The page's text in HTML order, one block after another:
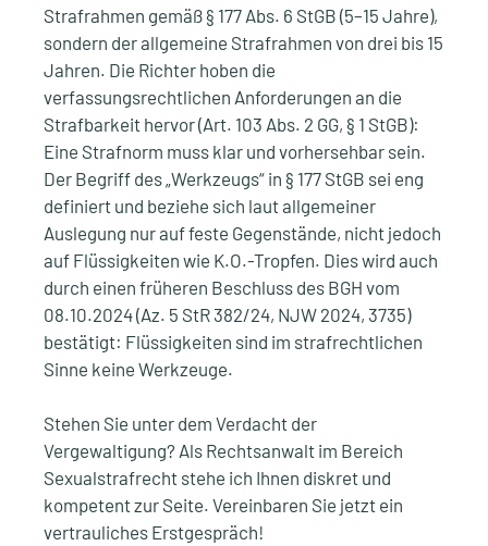
Strafrahmen gemäß § 177 Abs. 6 StGB (5–15 Jahre),
sondern der allgemeine Strafrahmen von drei bis 15
Jahren. Die Richter hoben die
verfassungsrechtlichen Anforderungen an die
Strafbarkeit hervor (Art. 103 Abs. 2 GG, § 1 StGB):
Eine Strafnorm muss klar und vorhersehbar sein.
Der Begriff des „Werkzeugs“ in § 177 StGB sei eng
definiert und beziehe sich laut allgemeiner
Auslegung nur auf feste Gegenstände, nicht jedoch
auf Flüssigkeiten wie K.O.-Tropfen. Dies wird auch
durch einen früheren Beschluss des BGH vom
08.10.2024 (Az. 5 StR 382/24, NJW 2024, 3735)
bestätigt: Flüssigkeiten sind im strafrechtlichen
Sinne keine Werkzeuge.
Stehen Sie unter dem Verdacht der
Vergewaltigung? Als Rechtsanwalt im Bereich
Sexualstrafrecht stehe ich Ihnen diskret und
kompetent zur Seite. Vereinbaren Sie jetzt ein
vertrauliches Erstgespräch!